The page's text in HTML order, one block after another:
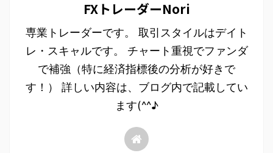
FXトレーダーNori
専業トレーダーです。 取引スタイルはデイト
レ・スキャルです。 チャート重視でファンダ
で補強（特に経済指標後の分析が好きで
す！） 詳しい内容は、ブログ内で記載してい
ます(^^♪